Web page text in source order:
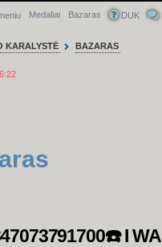
Medaliai Bazaras DUK
KARALYSTĖ BAZARAS
I